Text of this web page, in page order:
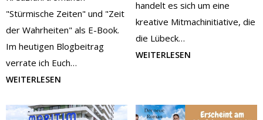
"Stürmische Zeiten" und "Zeit
der Wahrheiten" als E-Book.
Im heutigen Blogbeitrag
verrate ich Euch…
WEITERLESEN
handelt es sich um eine
kreative Mitmachinitiative, die
die Lübeck…
WEITERLESEN